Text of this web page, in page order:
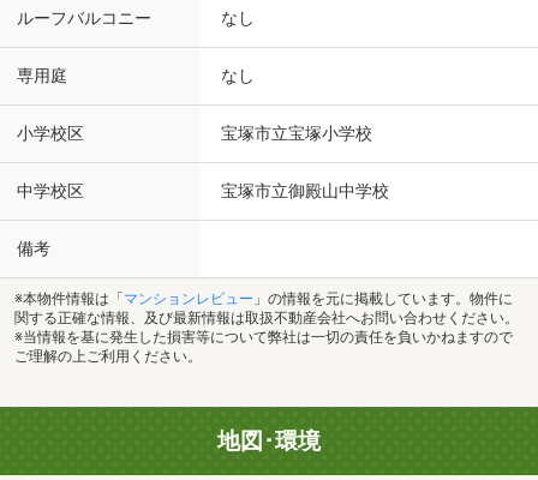
ルーフバルコニー なし
専用庭 なし
小学校区 宝塚市立宝塚小学校
中学校区 宝塚市立御殿山中学校
備考
※本物件情報は「 マンションレビュー 」の情報を元に掲載しています。物件に
関する正確な情報、及び最新情報は取扱不動産会社へお問い合わせください。
※当情報を基に発生した損害等について弊社は一切の責任を負いかねますので
ご理解の上ご利用ください。
地図･環境